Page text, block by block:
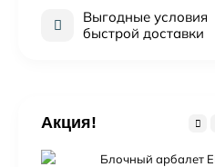
Выгодные условия
быстрой доставки
Акция!
Блочный арбалет